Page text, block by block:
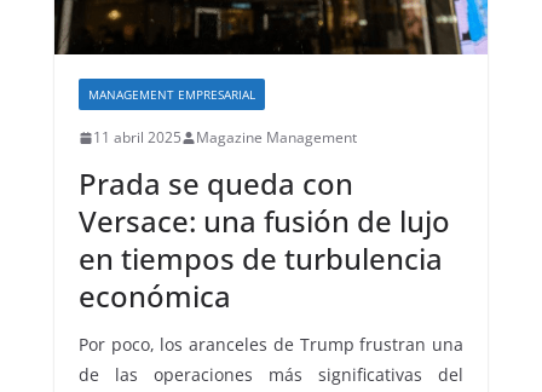
MANAGEMENT EMPRESARIAL
11 abril 2025 Magazine Management
Prada se queda con
Versace: una fusión de lujo
en tiempos de turbulencia
económica
Por poco, los aranceles de Trump frustran una
de las operaciones más significativas del